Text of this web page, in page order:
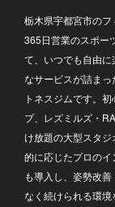
栃木県宇都宮市の
365日営業のスポー
て、いつでも自由
なサービスが詰ま
トネスジムです。
プ、レズミルズ・
け放題の大型スタ
的に応じたプロの
も導入し、姿勢改
なく続けられる環